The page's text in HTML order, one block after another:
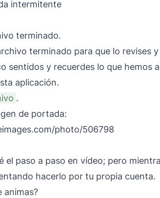
terminado.
terminado para que lo revises
sentidos y recuerdes lo que hemos
aplicación.
.
de portada:
photo/506798
el paso a paso en vídeo; pero
hacerlo por tu propia cuenta.
animas?